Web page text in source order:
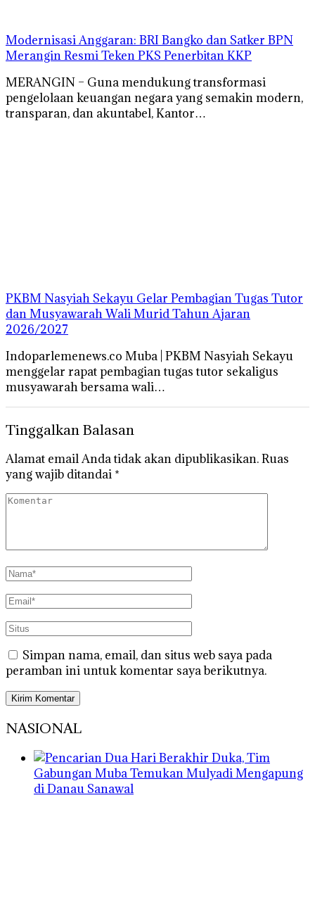
Modernisasi Anggaran: BRI Bangko dan Satker BPN
Merangin Resmi Teken PKS Penerbitan KKP
MERANGIN – Guna mendukung transformasi
pengelolaan keuangan negara yang semakin modern,
transparan, dan akuntabel, Kantor…
PKBM Nasyiah Sekayu Gelar Pembagian Tugas Tutor
dan Musyawarah Wali Murid Tahun Ajaran
2026/2027
Indoparlemenews.co Muba | PKBM Nasyiah Sekayu
menggelar rapat pembagian tugas tutor sekaligus
musyawarah bersama wali…
Tinggalkan Balasan
Alamat email Anda tidak akan dipublikasikan.Ruas
yang wajib ditandai *
Simpan nama, email, dan situs web saya pada
peramban ini untuk komentar saya berikutnya.
NASIONAL